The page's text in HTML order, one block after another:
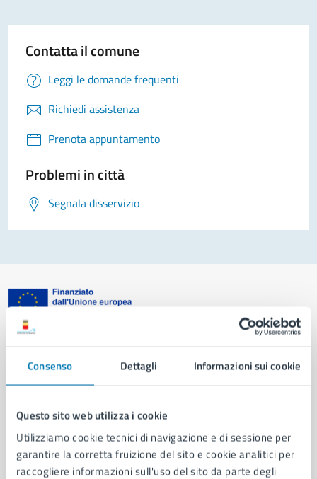
Consenso Dettagli Informazioni sui cookie
Questo sito web utilizza i cookie
Utilizziamo cookie tecnici di navigazione e di sessione per
garantire la corretta fruizione del sito e cookie analitici per
raccogliere informazioni sull'uso del sito da parte degli
Contatta il comune
Leggi le domande frequenti
Richiedi assistenza
Prenota appuntamento
Problemi in città
Segnala disservizio
AMMINISTRAZIONE
Organi di governo
Municipalità
Uffici
Enti e fondazioni